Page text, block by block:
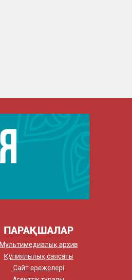
ПАРАҚШАЛАР
Мультимедиалық архив
Құпиялылық саясаты
Сайт ережелері